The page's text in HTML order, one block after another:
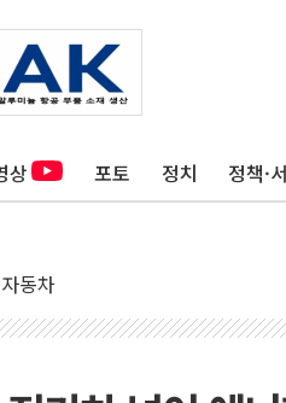
상 포토 정치 정책·
자동차